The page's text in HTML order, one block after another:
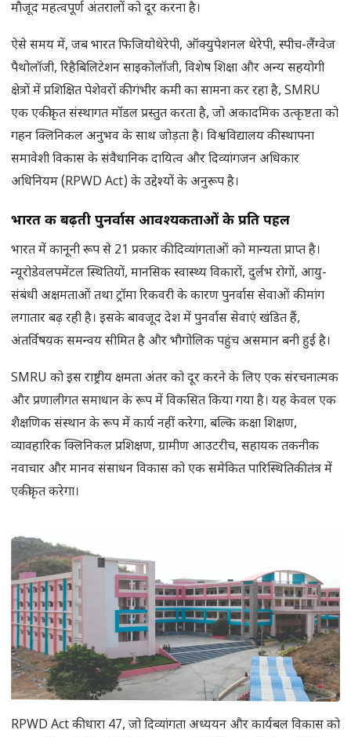
मौजूद महत्वपूर्ण अंतरालों को दूर करना है।
ऐसे समय में, जब भारत फिजियोथेरेपी, ऑक्युपेशनल थेरेपी, स्पीच-लैंग्वेज
पैथोलॉजी, रिहैबिलिटेशन साइकोलॉजी, विशेष शिक्षा और अन्य सहयोगी
क्षेत्रों में प्रशिक्षित पेशेवरों की गंभीर कमी का सामना कर रहा है, SMRU
एक एकीकृत संस्थागत मॉडल प्रस्तुत करता है, जो अकादमिक उत्कृष्टता को
गहन क्लिनिकल अनुभव के साथ जोड़ता है। विश्वविद्यालय की स्थापना
समावेशी विकास के संवैधानिक दायित्व और दिव्यांगजन अधिकार
अधिनियम (RPWD Act) के उद्देश्यों के अनुरूप है।
भारत की बढ़ती पुनर्वास आवश्यकताओं के प्रति पहल
भारत में कानूनी रूप से 21 प्रकार की दिव्यांगताओं को मान्यता प्राप्त है।
न्यूरोडेवलपमेंटल स्थितियों, मानसिक स्वास्थ्य विकारों, दुर्लभ रोगों, आयु-
संबंधी अक्षमताओं तथा ट्रॉमा रिकवरी के कारण पुनर्वास सेवाओं की मांग
लगातार बढ़ रही है। इसके बावजूद देश में पुनर्वास सेवाएं खंडित हैं,
अंतर्विषयक समन्वय सीमित है और भौगोलिक पहुंच असमान बनी हुई है।
SMRU को इस राष्ट्रीय क्षमता अंतर को दूर करने के लिए एक संरचनात्मक
और प्रणालीगत समाधान के रूप में विकसित किया गया है। यह केवल एक
शैक्षणिक संस्थान के रूप में कार्य नहीं करेगा, बल्कि कक्षा शिक्षण,
व्यावहारिक क्लिनिकल प्रशिक्षण, ग्रामीण आउटरीच, सहायक तकनीक
नवाचार और मानव संसाधन विकास को एक समेकित पारिस्थितिकी तंत्र में
एकीकृत करेगा।
RPWD Act की धारा 47, जो दिव्यांगता अध्ययन और कार्यबल विकास को